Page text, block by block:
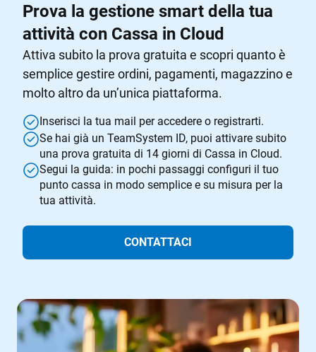
Prova la gestione smart della tua
attività con Cassa in Cloud
Attiva subito la prova gratuita e scopri quanto è
semplice gestire ordini, pagamenti, magazzino e
molto altro da un’unica piattaforma.
Inserisci la tua mail per accedere o registrarti.
Se hai già un TeamSystem ID, puoi attivare subito
una prova gratuita di 14 giorni di Cassa in Cloud.
Segui la guida: in pochi passaggi configuri il tuo
punto cassa in modo semplice e su misura per la
tua attività.
CONTATTACI